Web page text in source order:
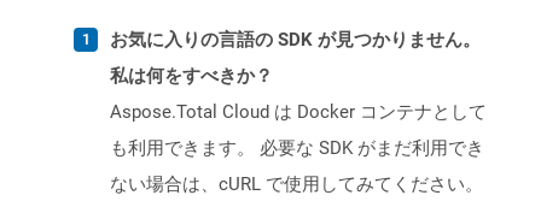
お気に入りの言語の SDK が見つかりません。
私は何をすべきか？
Aspose.Total Cloud は Docker コンテナとして
も利用できます。 必要な SDK がまだ利用でき
ない場合は、cURL で使用してみてください。